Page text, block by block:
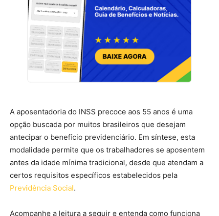
A aposentadoria do INSS precoce aos 55 anos é uma
opção buscada por muitos brasileiros que desejam
antecipar o benefício previdenciário. Em síntese, esta
modalidade permite que os trabalhadores se aposentem
antes da idade mínima tradicional, desde que atendam a
certos requisitos específicos estabelecidos pela
Previdência Social.
Acompanhe a leitura a seguir e entenda como funciona